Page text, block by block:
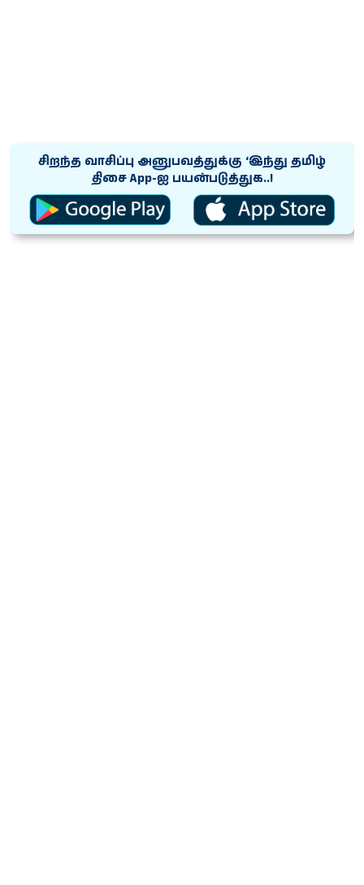
சிறந்த வாசிப்பு அனுபவத்துக்கு ‘இந்து தமிழ்
திசை App-ஐ பயன்படுத்துக..!